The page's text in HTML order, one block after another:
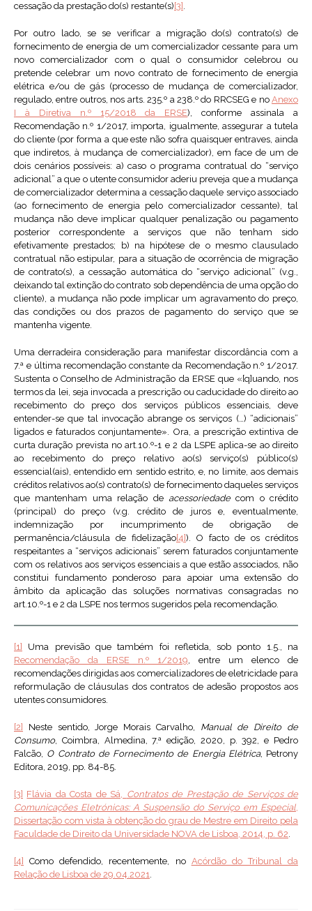
cessação da prestação do(s) restante(s) [3] .
Por outro lado, se se verificar a migração do(s) contrato(s) de
fornecimento de energia de um comercializador cessante para um
novo comercializador com o qual o consumidor celebrou ou
pretende celebrar um novo contrato de fornecimento de energia
elétrica e/ou de gás (processo de mudança de comercializador,
regulado, entre outros, nos arts. 235.º a 238.º do RRCSEG e no Anexo
I à Diretiva n.º 15/2018 da ERSE), conforme assinala a
Recomendação n.º 1/2017, importa, igualmente, assegurar a tutela
do cliente (por forma a que este não sofra quaisquer entraves, ainda
que indiretos, à mudança de comercializador), em face de um de
dois cenários possíveis: a) caso o programa contratual do “serviço
adicional” a que o utente consumidor aderiu preveja que a mudança
de comercializador determina a cessação daquele serviço associado
(ao fornecimento de energia pelo comercializador cessante), tal
mudança não deve implicar qualquer penalização ou pagamento
posterior correspondente a serviços que não tenham sido
efetivamente prestados; b) na hipótese de o mesmo clausulado
contratual não estipular, para a situação de ocorrência de migração
de contrato(s), a cessação automática do “serviço adicional” (v.g.,
deixando tal extinção do contrato sob dependência de uma opção do
cliente), a mudança não pode implicar um agravamento do preço,
das condições ou dos prazos de pagamento do serviço que se
mantenha vigente.
Uma derradeira consideração para manifestar discordância com a
7.ª e última recomendação constante da Recomendação n.º 1/2017.
Sustenta o Conselho de Administração da ERSE que «[q]uando, nos
termos da lei, seja invocada a prescrição ou caducidade do direito ao
recebimento do preço dos serviços públicos essenciais, deve
entender-se que tal invocação abrange os serviços (…) “adicionais”
ligados e faturados conjuntamente». Ora, a prescrição extintiva de
curta duração prevista no art.10.º-1 e 2 da LSPE aplica-se ao direito
ao recebimento do preço relativo ao(s) serviço(s) público(s)
essencial(ais), entendido em sentido estrito, e, no limite, aos demais
créditos relativos ao(s) contrato(s) de fornecimento daqueles serviços
que mantenham uma relação de acessoriedadecom o crédito
(principal) do preço (v.g. crédito de juros e, eventualmente,
indemnização por incumprimento de obrigação de
permanência/cláusula de fidelização[4]). O facto de os créditos
respeitantes a “serviços adicionais” serem faturados conjuntamente
com os relativos aos serviços essenciais a que estão associados, não
constitui fundamento ponderoso para apoiar uma extensão do
âmbito da aplicação das soluções normativas consagradas no
art.10.º-1 e 2 da LSPE nos termos sugeridos pela recomendação.
[1]
Uma previsão que também foi refletida, sob ponto 1.5., na
Recomendação da ERSE n.º 1/2019, entre um elenco de
recomendações dirigidas aos comercializadores de eletricidade para
reformulação de cláusulas dos contratos de adesão propostos aos
utentes consumidores.
[2] Neste sentido, Jorge Morais Carvalho, Manual de Direito de
Consumo, Coimbra, Almedina, 7.ª edição, 2020, p. 392, e Pedro
Falcão, O Contrato de Fornecimento de Energia Elétrica, Petrony
Editora, 2019, pp. 84-85.
[3] Flávia da Costa de Sá, Contratos de Prestação de Serviços de
Comunicações Eletrónicas: A Suspensão do Serviço em Especial,
Dissertação com vista à obtenção do grau de Mestre em Direito pela
Faculdade de Direito da Universidade NOVA de Lisboa, 2014, p. 62.
[4] Como defendido, recentemente, no Acórdão do Tribunal da
Relação de Lisboa de 29.04.2021.